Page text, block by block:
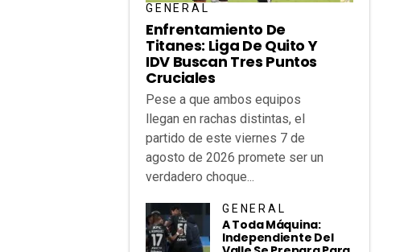
GENERAL
Enfrentamiento De
Titanes: Liga De Quito Y
IDV Buscan Tres Puntos
Cruciales
Pese a que ambos equipos
llegan en rachas distintas, el
partido de este viernes 7 de
agosto de 2026 promete ser un
verdadero choque...
GENERAL
A Toda Máquina:
Independiente Del